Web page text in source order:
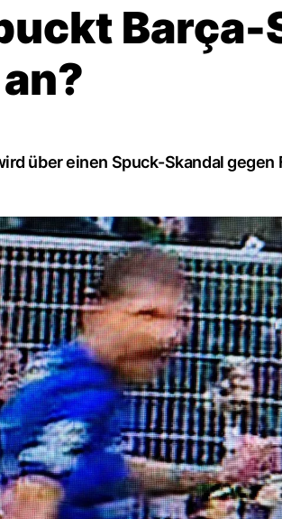
Barça-
über einen Spuck-Skandal gegen